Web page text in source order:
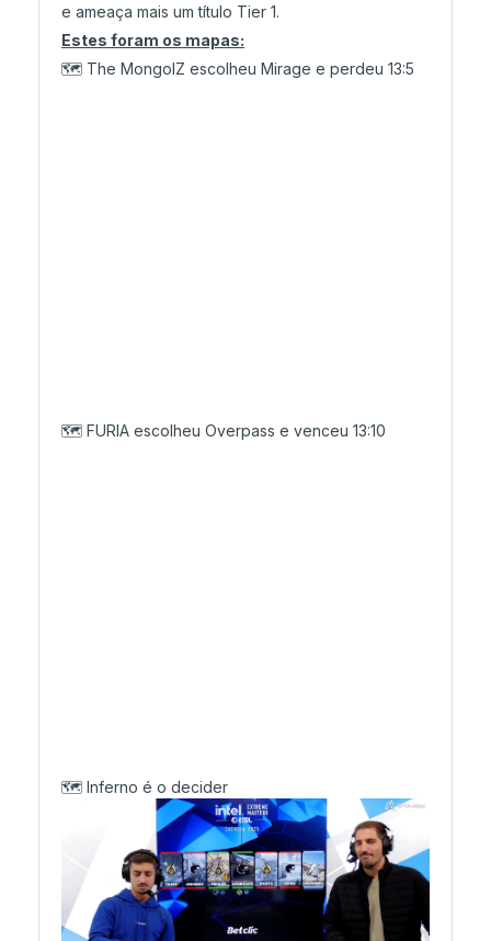
e ameaça mais um título Tier 1.
Estes foram os mapas:
🗺️ The MongolZ escolheu Mirage e perdeu 13:5
🗺️ FURIA escolheu Overpass e venceu 13:10
🗺️ Inferno é o decider